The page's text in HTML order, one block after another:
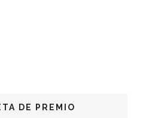
DE PREMIO